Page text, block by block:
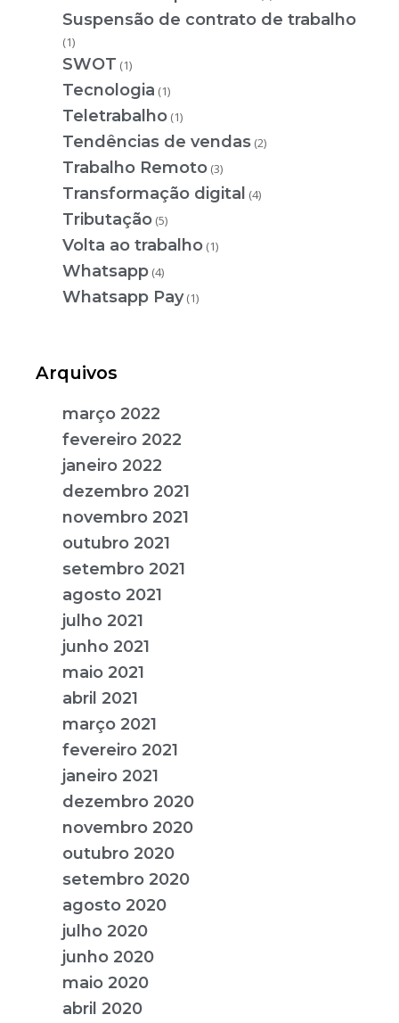
Suspensão de contrato de trabalho
(1)
SWOT (1)
Tecnologia (1)
Teletrabalho (1)
Tendências de vendas (2)
Trabalho Remoto (3)
Transformação digital (4)
Tributação (5)
Volta ao trabalho (1)
Whatsapp (4)
Whatsapp Pay (1)
Arquivos
março 2022
fevereiro 2022
janeiro 2022
dezembro 2021
novembro 2021
outubro 2021
setembro 2021
agosto 2021
julho 2021
junho 2021
maio 2021
abril 2021
março 2021
fevereiro 2021
janeiro 2021
dezembro 2020
novembro 2020
outubro 2020
setembro 2020
agosto 2020
julho 2020
junho 2020
maio 2020
abril 2020